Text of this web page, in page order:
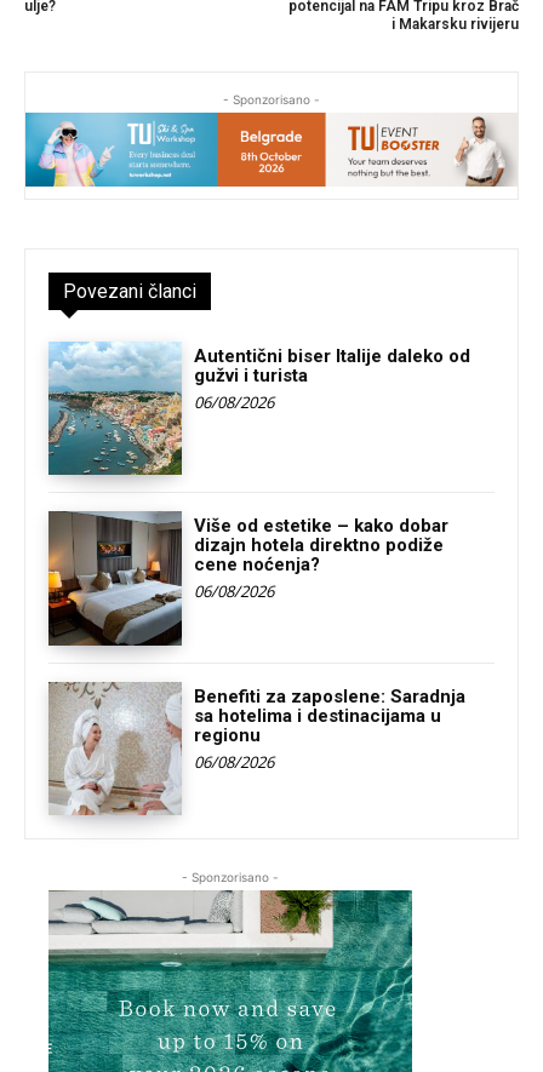
ulje?
potencijal na FAM Tripu kroz Brač
i Makarsku rivijeru
- Sponzorisano -
Povezani članci
Autentični biser Italije daleko od
gužvi i turista
06/08/2026
Više od estetike – kako dobar
dizajn hotela direktno podiže
cene noćenja?
06/08/2026
Benefiti za zaposlene: Saradnja
sa hotelima i destinacijama u
regionu
06/08/2026
- Sponzorisano -